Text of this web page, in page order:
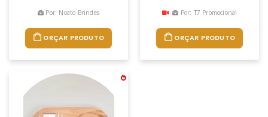
Por: Noato Brindes
ORÇAR PRODUTO
Por: T7 Promocional
ORÇAR PRODUTO